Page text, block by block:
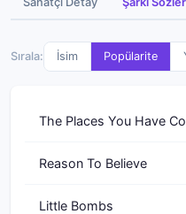
Sırala: İsim Popülarite
The Places You Have
Reason To Believe
Little Bombs